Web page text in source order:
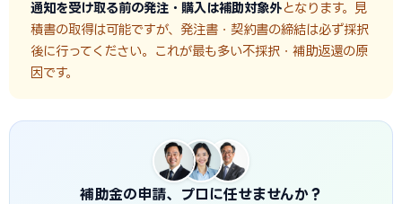
通知を受け取る前の発注・購入は補助対象外 となります。見
積書の取得は可能ですが、発注書・契約書の締結は必ず採択
後に行ってください。これが最も多い不採択・補助返還の原
因です。
補助金の申請、プロに任せませんか？